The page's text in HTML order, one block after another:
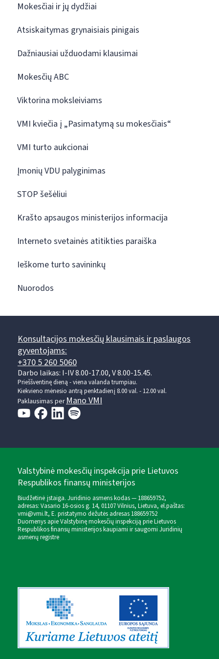
Mokesčiai ir jų dydžiai
Atsiskaitymas grynaisiais pinigais
Dažniausiai užduodami klausimai
Mokesčių ABC
Viktorina moksleiviams
VMI kviečia į „Pasimatymą su mokesčiais“
VMI turto aukcionai
Įmonių VDU palyginimas
STOP šešėliui
Krašto apsaugos ministerijos informacija
Interneto svetainės atitikties paraiška
Ieškome turto savininkų
Nuorodos
Konsultacijos mokesčių klausimais ir paslaugos
gyventojams:
+370 5 260 5060
Darbo laikas: I-IV 8.00-17.00, V 8.00-15.45.
Prieššventinę dieną - viena valanda trumpiau.
Kiekvieno mėnesio antrą penktadienį 8.00 val. - 12.00 val.
Paklausimas perMano VMI
Valstybinė mokesčių inspekcija prie Lietuvos
Respublikos finansų ministerijos
Biudžetinė įstaiga. Juridinio asmens kodas — 188659752,
adresas: Vasario 16-osios g. 14, 01107 Vilnius, Lietuva, el.paštas:
vmi@vmi.lt, E. pristatymo dėžutės adresas 188659752
Duomenys apie Valstybinę mokesčių inspekciją prie Lietuvos
Respublikos finansų ministerijos kaupiami ir saugomi Juridinių
asmenų registre